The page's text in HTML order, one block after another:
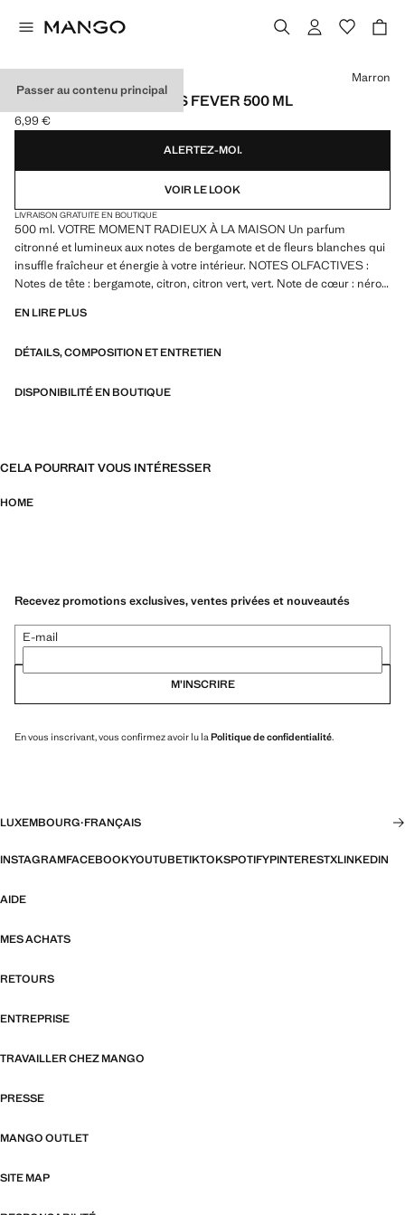
Passer au contenu principal
SAVON LIQUIDE CITRUS FEVER 500 ML
Prix actuel [6,99 € ]
6,99 €
Choisissez une couleur
Marron
ALERTEZ-MOI.
VOIR LE LOOK
LIVRAISON GRATUITE EN BOUTIQUE
500 ml. VOTRE MOMENT RADIEUX À LA MAISON Un parfum
citronné et lumineux aux notes de bergamote et de fleurs blanches qui
insuffle fraîcheur et énergie à votre intérieur. NOTES OLFACTIVES :
Notes de tête : bergamote, citron, citron vert, vert. Note de cœur : néroli,
cèdre, ambre, petit-grain. Étiquette faite à la main en pâte à papier.
EN LIRE PLUS
DÉTAILS, COMPOSITION ET ENTRETIEN
DISPONIBILITÉ EN BOUTIQUE
CELA POURRAIT VOUS INTÉRESSER
HOME
Recevez promotions exclusives, ventes privées et nouveautés
E-mail
M’INSCRIRE
En vous inscrivant, vous confirmez avoir lu la Politique de confidentialité.
LUXEMBOURG·FRANÇAIS
INSTAGRAMFACEBOOKYOUTUBETIKTOKSPOTIFYPINTERESTXLINKEDIN
AIDE
MES ACHATS
RETOURS
ENTREPRISE
TRAVAILLER CHEZ MANGO
PRESSE
MANGO OUTLET
SITE MAP